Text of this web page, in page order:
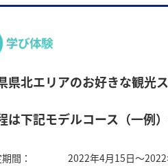
県北エリアのお好きな観光
は下記モデルコース（一例）
間：
2022年4月15日～